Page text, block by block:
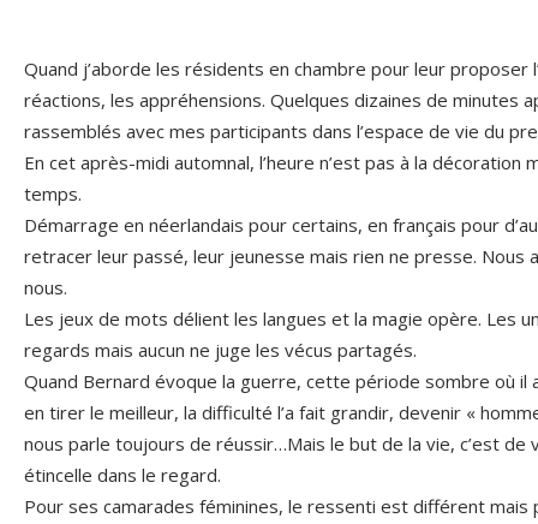
Quand j’aborde les résidents en chambre pour leur proposer
réactions, les appréhensions. Quelques dizaines de minutes
rassemblés avec mes participants dans l’espace de vie du
En cet après-midi automnal, l’heure n’est pas à la décoration
temps.
Démarrage en néerlandais pour certains, en français pour
retracer leur passé, leur jeunesse mais rien ne presse. Nous
nous.
Les jeux de mots délient les langues et la magie opère. Les
regards mais aucun ne juge les vécus partagés.
Quand Bernard évoque la guerre, cette période sombre où il
en tirer le meilleur, la difficulté l’a fait grandir, devenir «
nous parle toujours de réussir…Mais le but de la vie, c’est
étincelle dans le regard.
Pour ses camarades féminines, le ressenti est différent mais